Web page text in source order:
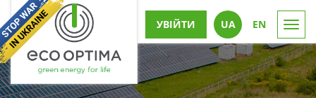
УВІЙТИ UА EN